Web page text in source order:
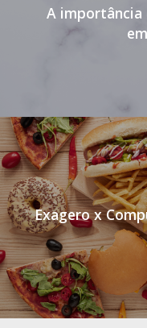
A
Exagero x